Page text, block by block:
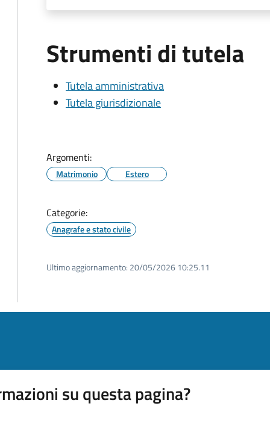
Strumenti di tutela
Tutela amministrativa
Tutela giurisdizionale
Argomenti:
Matrimonio Estero
Categorie:
Anagrafe e stato civile
Ultimo aggiornamento: 20/05/2026 10:25.11
su questa pagina?